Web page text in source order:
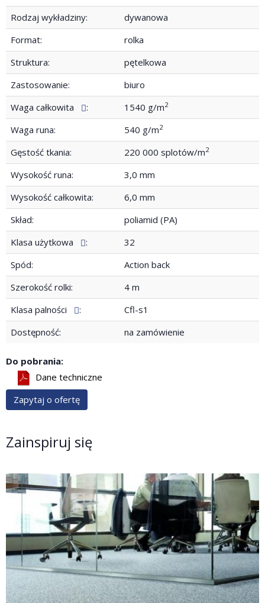
Rodzaj wykładziny:
dywanowa
Format:
rolka
Struktura:
pętelkowa
Zastosowanie:
biuro
Waga całkowita
: 1540 g/m2
Waga runa: 540 g/m2
Gęstość tkania: 220 000 splotów/m2
Wysokość runa:
3,0 mm
Wysokość całkowita:
6,0 mm
Skład:
poliamid (PA)
Klasa użytkowa
:
32
Spód:
Action back
Szerokość rolki:
4 m
Klasa palności
:
Cfl-s1
Dostępność:
na zamówienie
Do pobrania:
Dane techniczne
Zapytaj o ofertę
Zainspiruj się